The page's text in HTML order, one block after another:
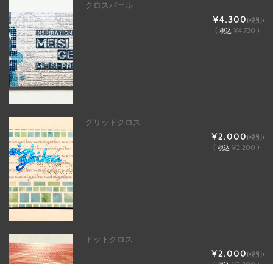
クロスパール
¥4,300(税別)
( 税込 ¥4,730 )
グリッドクロス
¥2,000(税別)
( 税込 ¥2,200 )
ドットクロス
¥2,000(税別)